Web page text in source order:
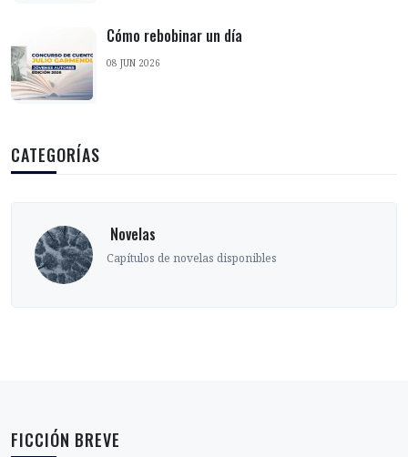
Cómo rebobinar un día
08 JUN 2026
CATEGORÍAS
‎ Novelas
Capítulos de novelas disponibles
FICCIÓN BREVE